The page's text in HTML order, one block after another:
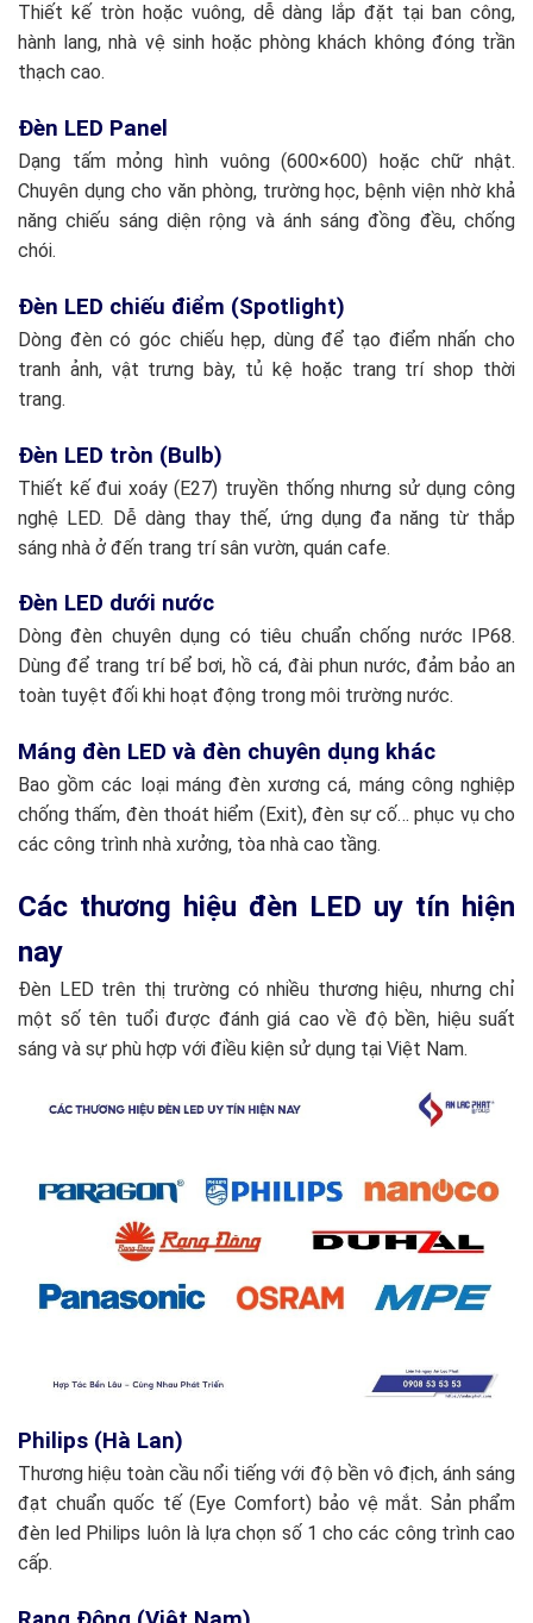
Thiết kế tròn hoặc vuông, dễ dàng lắp đặt tại ban công,
hành lang, nhà vệ sinh hoặc phòng khách không đóng trần
thạch cao.
Đèn LED Panel
Dạng tấm mỏng hình vuông (600×600) hoặc chữ nhật.
Chuyên dụng cho văn phòng, trường học, bệnh viện nhờ khả
năng chiếu sáng diện rộng và ánh sáng đồng đều, chống
chói.
Đèn LED chiếu điểm (Spotlight)
Dòng đèn có góc chiếu hẹp, dùng để tạo điểm nhấn cho
tranh ảnh, vật trưng bày, tủ kệ hoặc trang trí shop thời
trang.
Đèn LED tròn (Bulb)
Thiết kế đui xoáy (E27) truyền thống nhưng sử dụng công
nghệ LED. Dễ dàng thay thế, ứng dụng đa năng từ thắp
sáng nhà ở đến trang trí sân vườn, quán cafe.
Đèn LED dưới nước
Dòng đèn chuyên dụng có tiêu chuẩn chống nước IP68.
Dùng để trang trí bể bơi, hồ cá, đài phun nước, đảm bảo an
toàn tuyệt đối khi hoạt động trong môi trường nước.
Máng đèn LED và đèn chuyên dụng khác
Bao gồm các loại máng đèn xương cá, máng công nghiệp
chống thấm, đèn thoát hiểm (Exit), đèn sự cố… phục vụ cho
các công trình nhà xưởng, tòa nhà cao tầng.
Các thương hiệu đèn LED uy tín hiện
nay
Đèn LED trên thị trường có nhiều thương hiệu, nhưng chỉ
một số tên tuổi được đánh giá cao về độ bền, hiệu suất
sáng và sự phù hợp với điều kiện sử dụng tại Việt Nam.
Philips (Hà Lan)
Thương hiệu toàn cầu nổi tiếng với độ bền vô địch, ánh sáng
đạt chuẩn quốc tế (Eye Comfort) bảo vệ mắt. Sản phẩm
đèn led Philips luôn là lựa chọn số 1 cho các công trình cao
cấp.